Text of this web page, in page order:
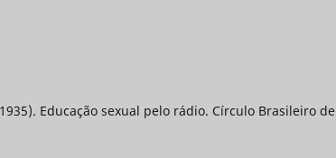
Educação sexual pelo rádio. Círculo Brasileiro de